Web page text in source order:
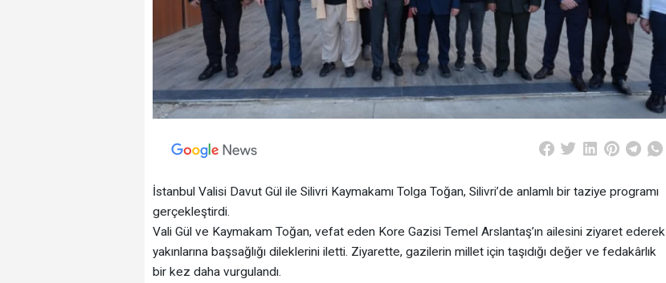
İstanbul Valisi Davut Gül ile Silivri Kaymakamı Tolga Toğan, Silivri’de anlamlı bir taziye programı
gerçekleştirdi.
Vali Gül ve Kaymakam Toğan, vefat eden Kore Gazisi Temel Arslantaş’ın ailesini ziyaret ederek
yakınlarına başsağlığı dileklerini iletti. Ziyarette, gazilerin millet için taşıdığı değer ve fedakârlık
bir kez daha vurgulandı.